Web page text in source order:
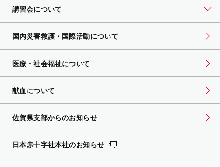
講習会について
国内災害救護・国際活動について
医療・社会福祉について
献血について
佐賀県支部からのお知らせ
日本赤十字社本社のお知らせ